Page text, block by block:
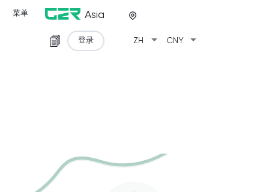
菜单 Asia
ZH arrow_drop_down CNY arrow_drop_down
登录